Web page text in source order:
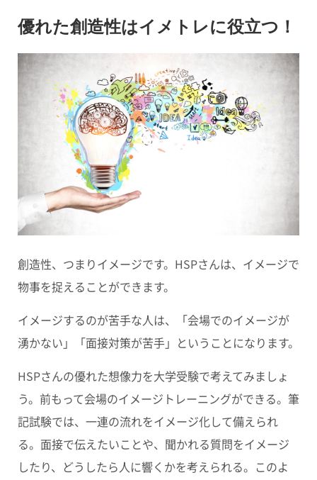
優れた創造性はイメトレに役立つ！
創造性、つまりイメージです。HSPさんは、イメージで
物事を捉えることができます。
イメージするのが苦手な人は、「会場でのイメージが
湧かない」「面接対策が苦手」ということになります。
HSPさんの優れた想像力を大学受験で考えてみましょ
う。前もって会場のイメージトレーニングができる。筆
記試験では、一連の流れをイメージ化して備えられ
る。面接で伝えたいことや、聞かれる質問をイメージ
したり、どうしたら人に響くかを考えられる。このよ